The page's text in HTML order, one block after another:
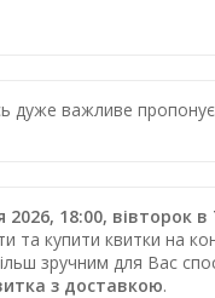
дуже важливе
2026, 18:00,
купити квитки на
зручним для Вас
з доставкою.